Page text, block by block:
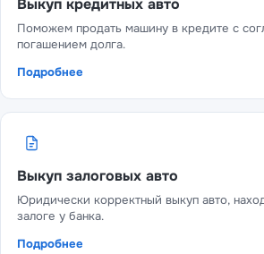
Выкуп кредитных авто
Поможем продать машину в кредите с
погашением долга.
Подробнее
Выкуп залоговых авто
Юридически корректный выкуп авто,
залоге у банка.
Подробнее